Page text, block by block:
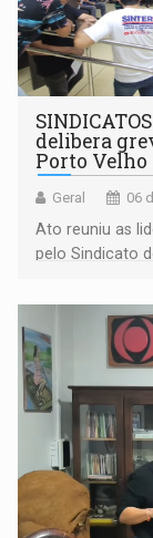
delibera
Porto Velho
Geral 06
Ato reuniu as
pelo Sindicato